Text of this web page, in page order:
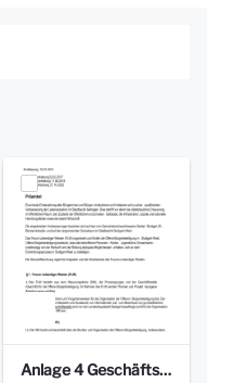
Anlage 4 Geschäftsordnung Stand 2022_10_27.pdf